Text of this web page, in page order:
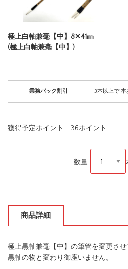
極上白軸兼毫【中】8✕41㎜
(極上白軸兼毫【中】)
業務パック割引 3本以上で1本
獲得予定ポイント 36ポイント
数量
商品詳細
極上黒軸兼毫【中】の筆管を変更さ
黒軸の物と変わり御座いません。